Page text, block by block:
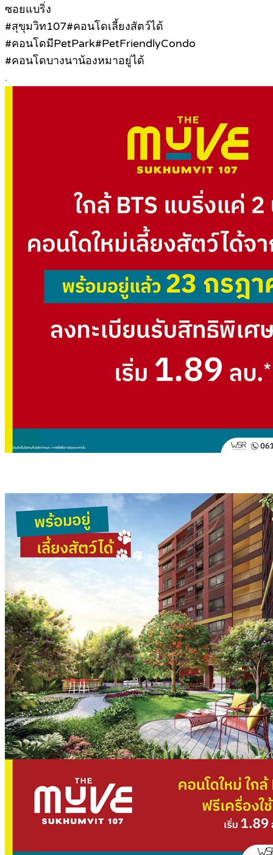
ซอยแบริ่ง
#สุขุมวิท107#คอนโดเลี้ยงสัตว์ได้
#คอนโดมีPetPark#PetFriendlyCondo
#คอนโดบางนาน้องหมาอยู่ได้
.